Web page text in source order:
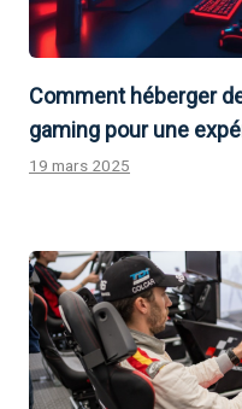
Comment héberger
gaming pour une
19 mars 2025